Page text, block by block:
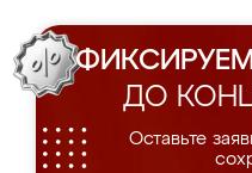
ДО
Оставьте